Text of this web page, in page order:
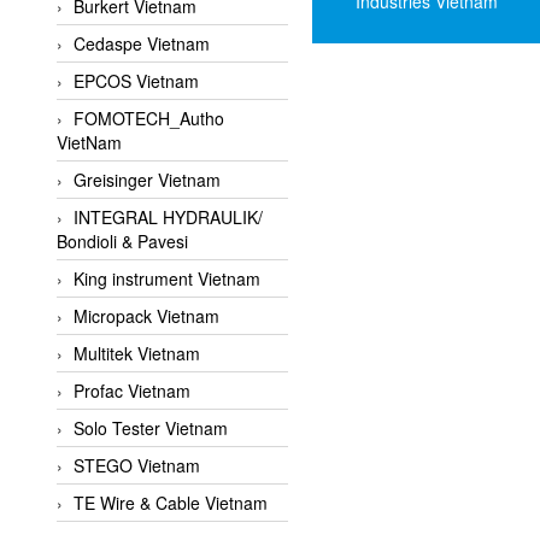
Burkert Vietnam
Cedaspe Vietnam
EPCOS Vietnam
FOMOTECH_Autho
VietNam
Greisinger Vietnam
INTEGRAL HYDRAULIK/
Bondioli & Pavesi
King instrument Vietnam
Micropack Vietnam
Multitek Vietnam
Profac Vietnam
Solo Tester Vietnam
STEGO Vietnam
TE Wire & Cable Vietnam